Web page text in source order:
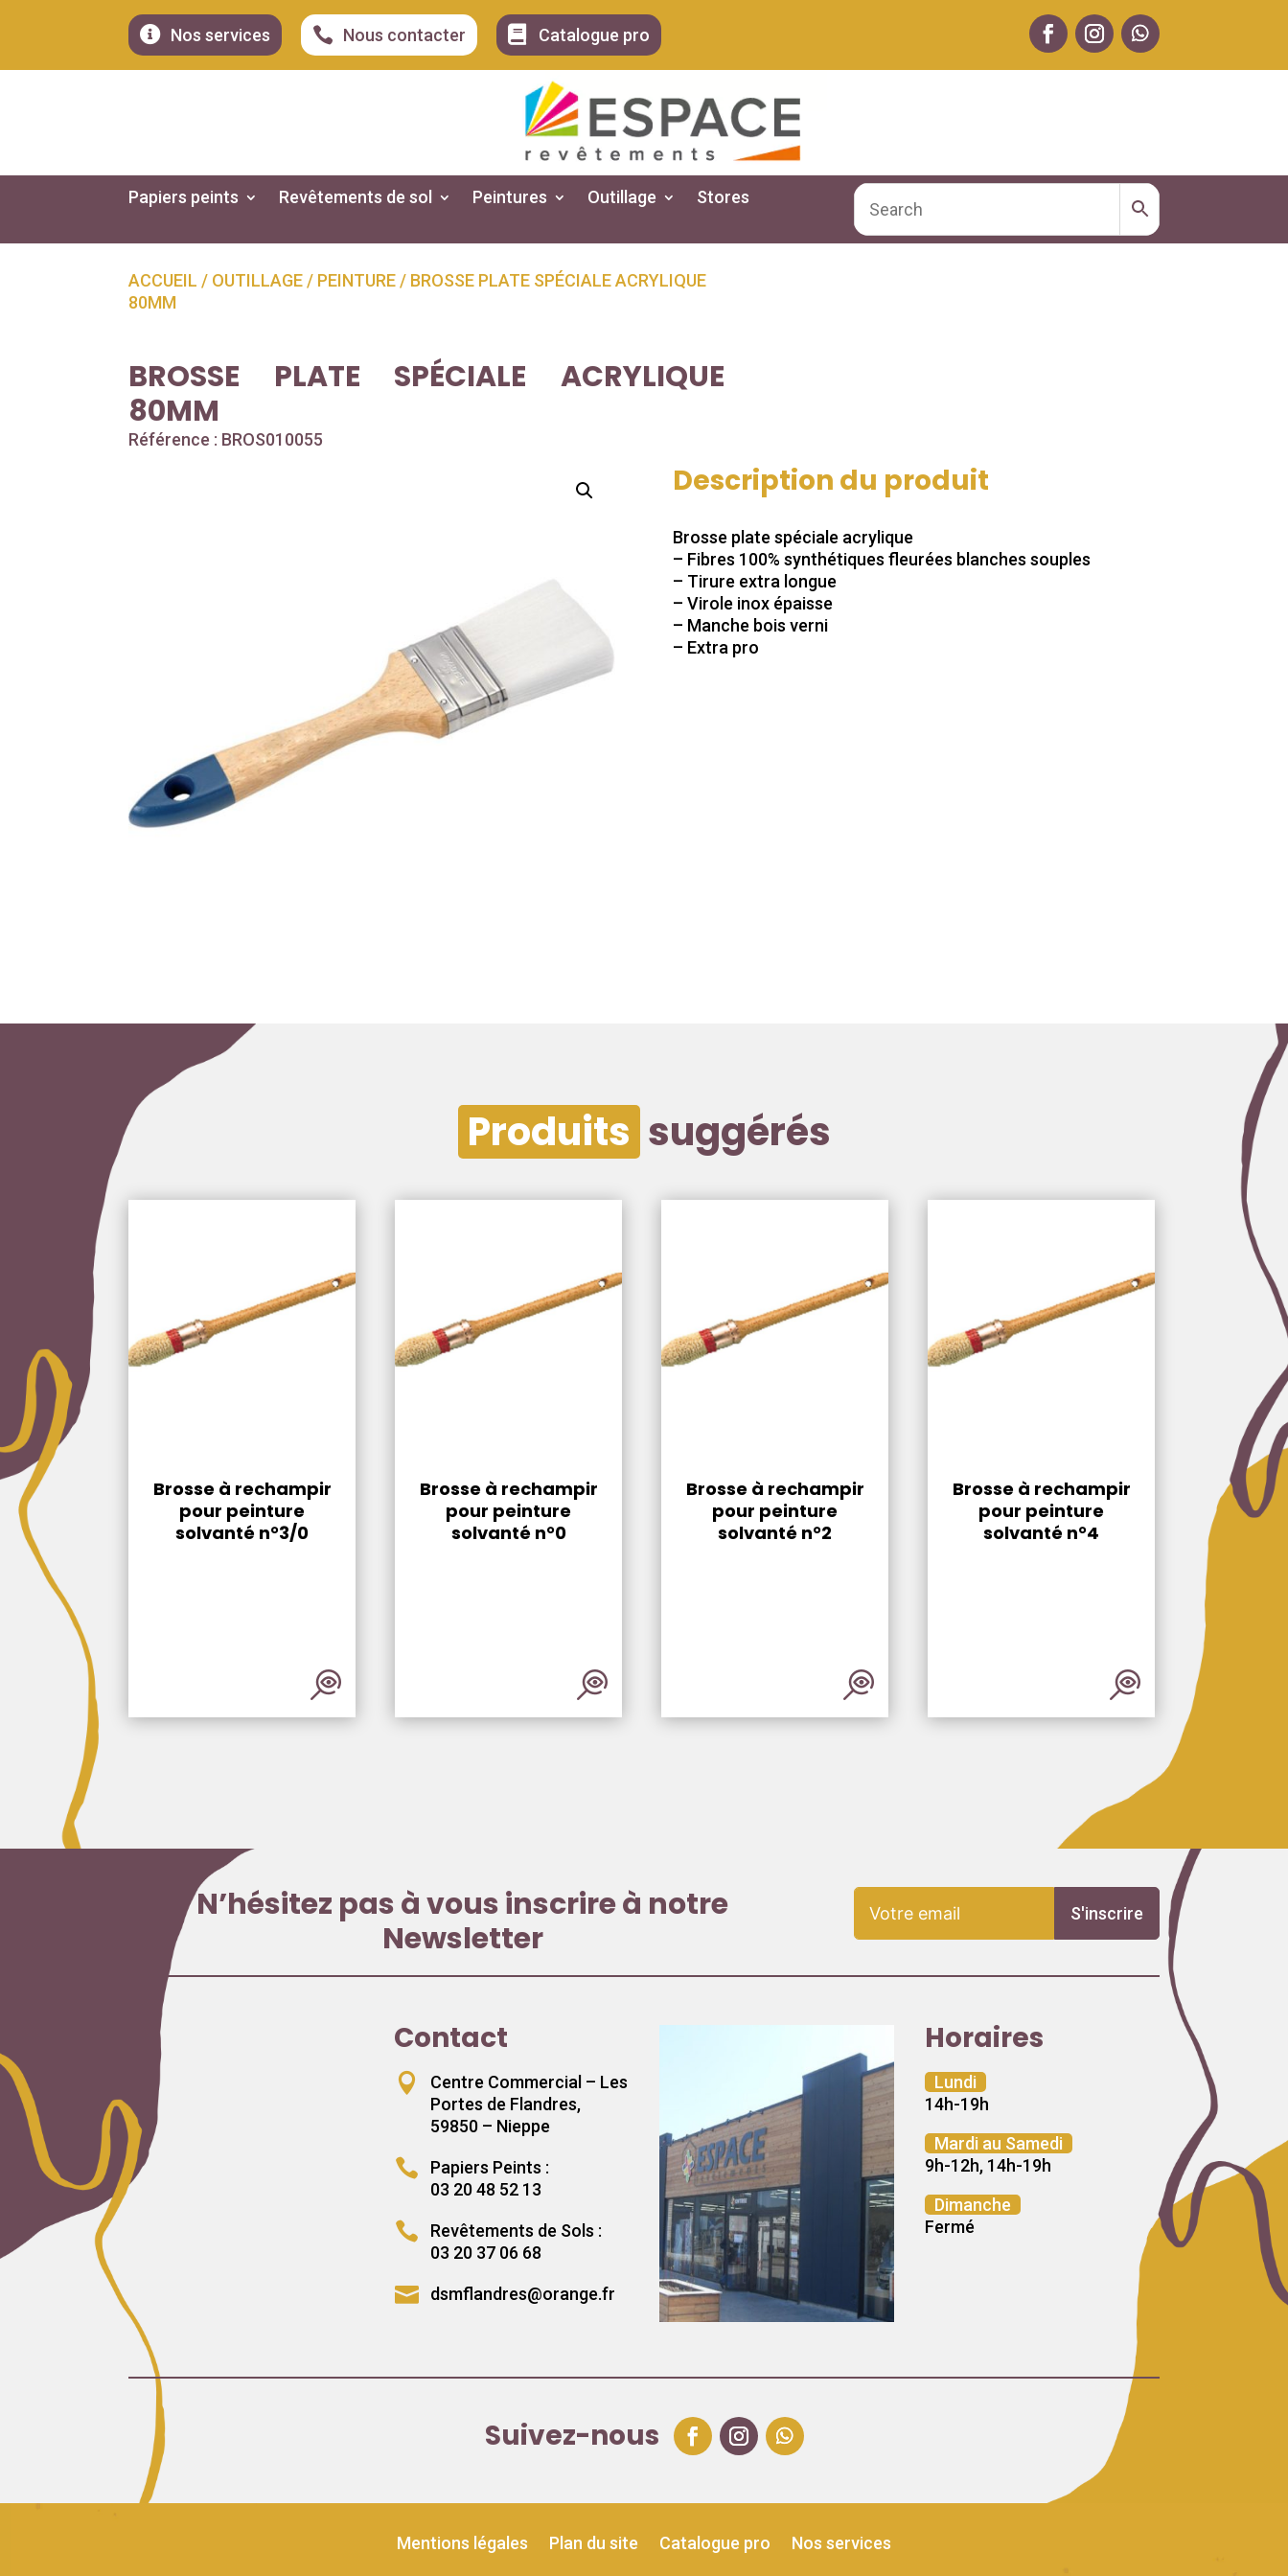
 Nos services  Nous contacter  Catalogue pro
Papiers peints Revêtements de sol Peintures Outillage Stores
ACCUEIL / OUTILLAGE / PEINTURE / BROSSE PLATE SPÉCIALE ACRYLIQUE
80MM
BROSSE PLATE SPÉCIALE ACRYLIQUE
80MM
Référence : BROS010055
Description du produit
Brosse plate spéciale acrylique
– Fibres 100% synthétiques fleurées blanches souples
– Tirure extra longue
– Virole inox épaisse
– Manche bois verni
– Extra pro
Produits suggérés
Brosse à rechampir
pour peinture
solvanté n°3/0
Brosse à rechampir
pour peinture
solvanté n°0
Brosse à rechampir
pour peinture
solvanté n°2
Brosse à rechampir
pour peinture
solvanté n°4
N’hésitez pas à vous inscrire à notre
Newsletter
S'inscrire
Contact

Centre Commercial – Les
Portes de Flandres,
59850 – Nieppe

Papiers Peints :
03 20 48 52 13

Revêtements de Sols :
03 20 37 06 68
 dsmflandres@orange.fr
Horaires
Lundi
14h-19h
Mardi au Samedi
9h-12h, 14h-19h
Dimanche
Fermé
Suivez-nous
Mentions légales Plan du site Catalogue pro Nos services